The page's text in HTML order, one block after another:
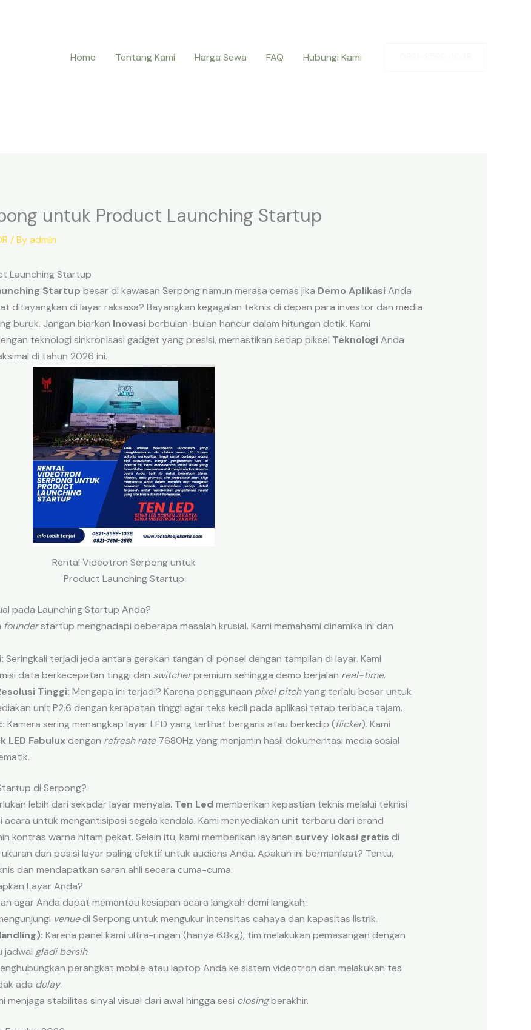
Home
Tentang Kami Harga Sewa FAQ Hubungi Kami
untuk Product Launching Startup
/ Byadmin
Launching Startup
Startup besar di kawasan Serpong namun merasa cemas jika Demo Aplikasi Anda
ditayangkan di layar raksasa? Bayangkan kegagalan teknis di depan para investor dan media
buruk. Jangan biarkan Inovasi berbulan-bulan hancur dalam hitungan detik. Kami
teknologi sinkronisasi gadget yang presisi, memastikan setiap piksel Teknologi Anda
di tahun 2026 ini.
Rental Videotron Serpong untuk
Product Launching Startup
pada Launching Startup Anda?
founderstartup menghadapi beberapa masalah krusial. Kami memahami dinamika ini dan
Seringkali terjadi jeda antara gerakan tangan di ponsel dengan tampilan di layar. Kami
data berkecepatan tinggi dan switcherpremium sehingga demo berjalan real-time.
Tinggi: Mengapa ini terjadi? Karena penggunaan pixel pitchyang terlalu besar untuk
unit P2.6 dengan kerapatan tinggi agar teks kecil pada aplikasi tetap terbaca tajam.
Kamera sering menangkap layar LED yang terlihat bergaris atau berkedip (flicker). Kami
LED Fabuluxdengan refresh rate7680Hz yang menjamin hasil dokumentasi media sosial
di Serpong?
lebih dari sekadar layar menyala. Ten Led memberikan kepastian teknis melalui teknisi
acara untuk mengantisipasi segala kendala. Kami menyediakan unit terbaru dari brand
kontras warna hitam pekat. Selain itu, kami memberikan layanan survey lokasi gratis di
dan posisi layar paling efektif untuk audiens Anda. Apakah ini bermanfaat? Tentu,
dan mendapatkan saran ahli secara cuma-cuma.
Layar Anda?
agar Anda dapat memantau kesiapan acara langkah demi langkah:
venuedi Serpong untuk mengukur intensitas cahaya dan kapasitas listrik.
Karena panel kami ultra-ringan (hanya 6.8kg), tim melakukan pemasangan dengan
jadwal gladi bersih.
perangkat mobile atau laptop Anda ke sistem videotron dan melakukan tes
ada delay.
menjaga stabilitas sinyal visual dari awal hingga sesi closingberakhir.